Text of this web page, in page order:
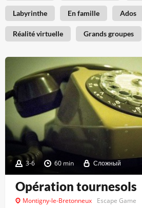
Labyrinthe En famille Ados
Réalité virtuelle Grands groupes
3-6 60 min Сложный
Opération tournesols
Montigny-le-Bretonneux Escape Game